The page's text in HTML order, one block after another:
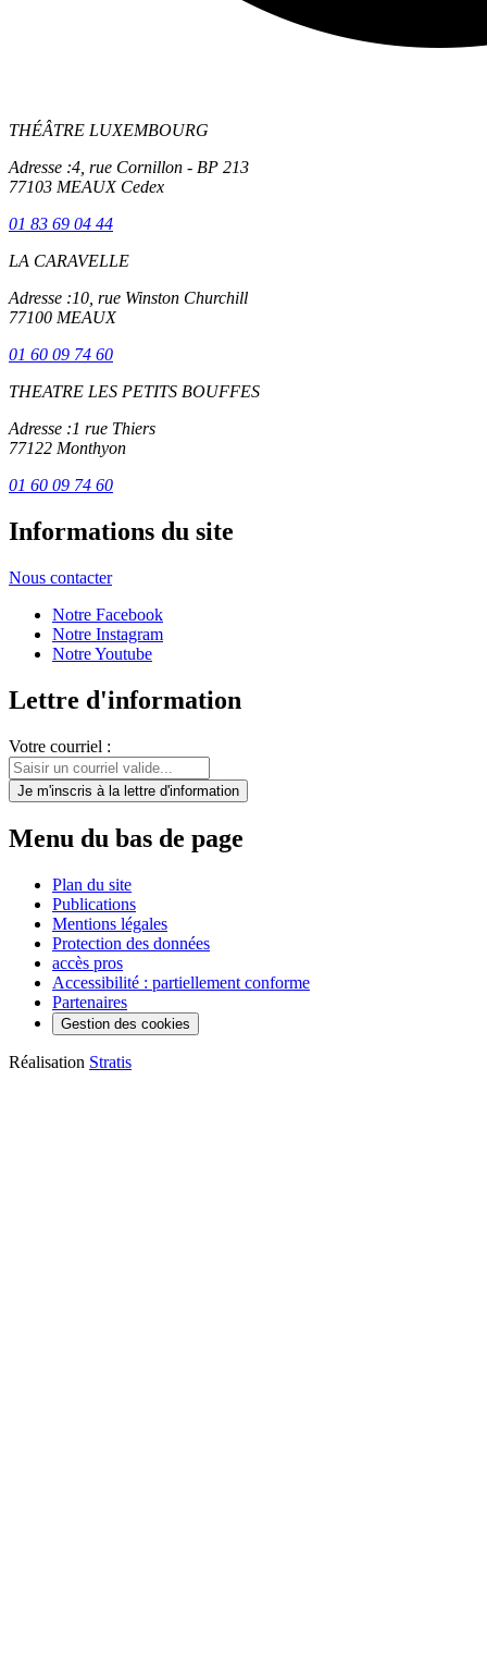
THÉÂTRE LUXEMBOURG
Adresse :4, rue Cornillon - BP 213
77103 MEAUX Cedex
01 83 69 04 44
LA CARAVELLE
Adresse :10, rue Winston Churchill
77100 MEAUX
01 60 09 74 60
THEATRE LES PETITS BOUFFES
Adresse :1 rue Thiers
77122 Monthyon
01 60 09 74 60
Informations du site
Nous contacter
Notre Facebook
Notre Instagram
Notre Youtube
Lettre d'information
Votre courriel :
Je m'inscris à la lettre d'information
Menu du bas de page
Plan du site
Publications
Mentions légales
Protection des données
accès pros
Accessibilité : partiellement conforme
Partenaires
Gestion des cookies
Réalisation Stratis